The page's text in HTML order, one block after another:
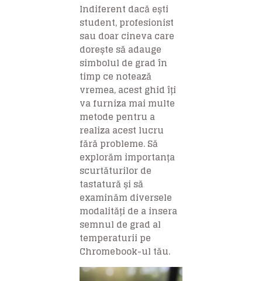
Indiferent dacă ești
student, profesionist
sau doar cineva care
dorește să adauge
simbolul de grad în
timp ce notează
vremea, acest ghid îți
va furniza mai multe
metode pentru a
realiza acest lucru
fără probleme. Să
explorăm importanța
scurtăturilor de
tastatură și să
examinăm diversele
modalități de a insera
semnul de grad al
temperaturii pe
Chromebook-ul tău.